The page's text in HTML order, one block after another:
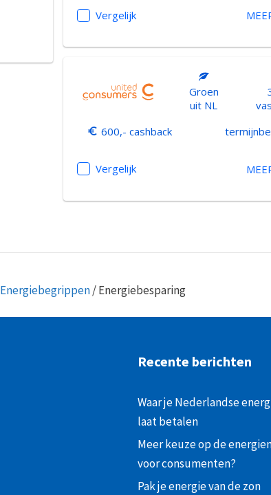
Vergelijk
Groen
uit NL
600,- cashback
Vergelijk
Energiebegrippen/Energiebesparing
Recente berichten
Waar je Nederlandse
laat betalen
Meer keuze op de
voor consumenten?
Pak je energie van de zon